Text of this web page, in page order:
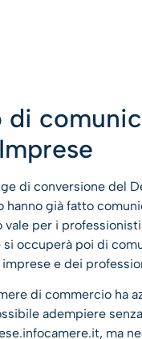
di
di conversione del
hanno già fatto
vale per i
si occuperà poi di
e dei
di commercio ha
adempiere
ma